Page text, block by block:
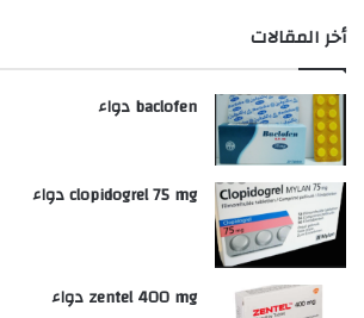
أخر المقالات
baclofen دواء
clopidogrel 75 mg دواء
zentel 400 mg دواء